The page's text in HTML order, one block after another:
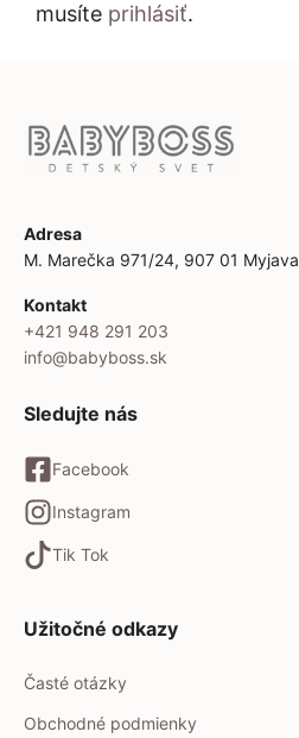
musíte prihlásiť.
Adresa
M. Marečka 971/24, 907 01 Myjava
Kontakt
+421 948 291 203
info@babyboss.sk
Sledujte nás
Facebook
Instagram
Tik Tok
Užitočné odkazy
Časté otázky
Obchodné podmienky